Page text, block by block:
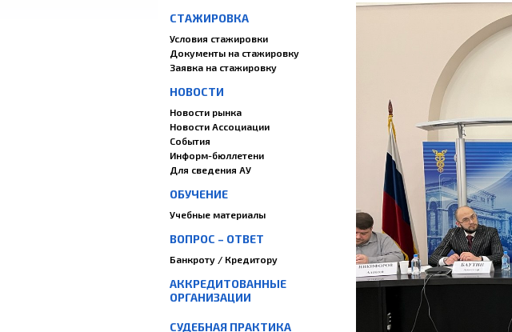
СТАЖИРОВКА
Условия стажировки
Документы на стажировку
Заявка на стажировку
НОВОСТИ
Новости рынка
Новости Ассоциации
События
Информ-бюллетени
Для сведения АУ
ОБУЧЕНИЕ
Учебные материалы
ВОПРОС – ОТВЕТ
Банкроту / Кредитору
АККРЕДИТОВАННЫЕ
ОРГАНИЗАЦИИ
СУДЕБНАЯ ПРАКТИКА